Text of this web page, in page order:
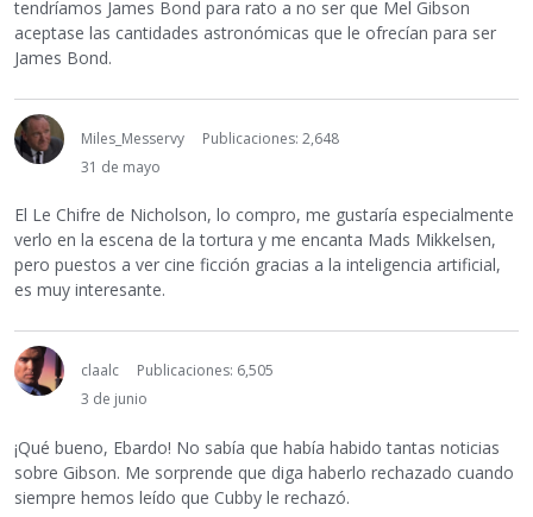
tendríamos James Bond para rato a no ser que Mel Gibson
aceptase las cantidades astronómicas que le ofrecían para ser
James Bond.
Miles_Messervy
Publicaciones: 2,648
31 de mayo
El Le Chifre de Nicholson, lo compro, me gustaría especialmente
verlo en la escena de la tortura y me encanta Mads Mikkelsen,
pero puestos a ver cine ficción gracias a la inteligencia artificial,
es muy interesante.
claalc
Publicaciones: 6,505
3 de junio
¡Qué bueno, Ebardo! No sabía que había habido tantas noticias
sobre Gibson. Me sorprende que diga haberlo rechazado cuando
siempre hemos leído que Cubby le rechazó.